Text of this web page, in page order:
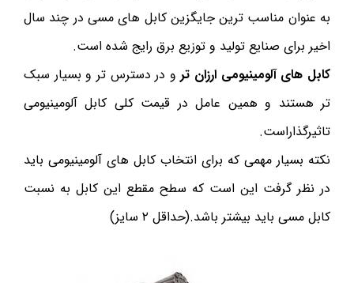
به عنوان مناسب ترین جایگزین کابل های مسی در چند سال
اخیر برای صنایع تولید و توزیع برق رایج شده است.
کابل های آلومینیومی ارزان تر و در دسترس تر و بسیار سبک
تر هستند و همین عامل در قیمت کلی کابل آلومینیومی
تاثیرگذاراست.
نکته بسیار مهمی که برای انتخاب کابل های آلومینیومی باید
در نظر گرفت این است که سطح مقطع این کابل به نسبت
کابل مسی باید بیشتر باشد.(حداقل ۲ سایز)